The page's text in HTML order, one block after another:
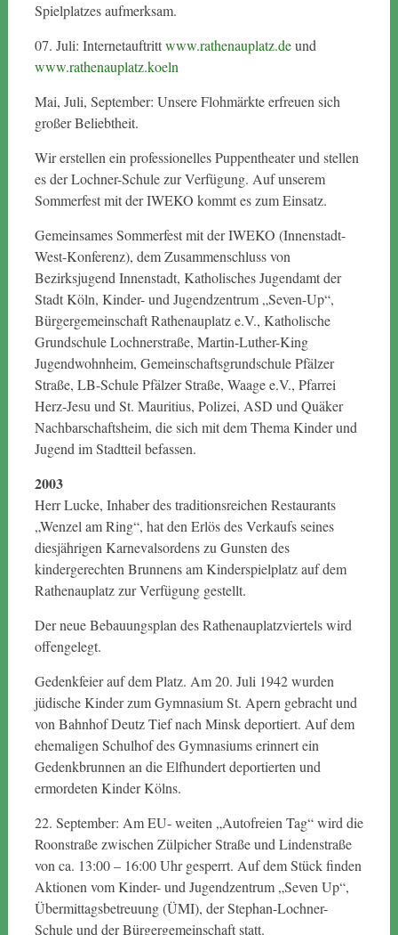
Spielplatzes aufmerksam.
07. Juli: Internetauftrittwww.rathenauplatz.deund
www.rathenauplatz.koeln
Mai, Juli, September: Unsere Flohmärkte erfreuen sich
großer Beliebtheit.
Wir erstellen ein professionelles Puppentheater und stellen
es der Lochner-Schule zur Verfügung. Auf unserem
Sommerfest mit der IWEKO kommt es zum Einsatz.
Gemeinsames Sommerfest mit der IWEKO (Innenstadt-
West-Konferenz), dem Zusammenschluss von
Bezirksjugend Innenstadt, Katholisches Jugendamt der
Stadt Köln, Kinder- und Jugendzentrum „Seven-Up“,
Bürgergemeinschaft Rathenauplatz e.V., Katholische
Grundschule Lochnerstraße, Martin-Luther-King
Jugendwohnheim, Gemeinschaftsgrundschule Pfälzer
Straße, LB-Schule Pfälzer Straße, Waage e.V., Pfarrei
Herz-Jesu und St. Mauritius, Polizei, ASD und Quäker
Nachbarschaftsheim, die sich mit dem Thema Kinder und
Jugend im Stadtteil befassen.
2003
Herr Lucke, Inhaber des traditionsreichen Restaurants
„Wenzel am Ring“, hat den Erlös des Verkaufs seines
diesjährigen Karnevalsordens zu Gunsten des
kindergerechten Brunnens am Kinderspielplatz auf dem
Rathenauplatz zur Verfügung gestellt.
Der neue Bebauungsplan des Rathenauplatzviertels wird
offengelegt.
Gedenkfeier auf dem Platz. Am 20. Juli 1942 wurden
jüdische Kinder zum Gymnasium St. Apern gebracht und
von Bahnhof Deutz Tief nach Minsk deportiert. Auf dem
ehemaligen Schulhof des Gymnasiums erinnert ein
Gedenkbrunnen an die Elfhundert deportierten und
ermordeten Kinder Kölns.
22. September: Am EU- weiten „Autofreien Tag“ wird die
Roonstraße zwischen Zülpicher Straße und Lindenstraße
von ca. 13:00 – 16:00 Uhr gesperrt. Auf dem Stück finden
Aktionen vom Kinder- und Jugendzentrum „Seven Up“,
Übermittagsbetreuung (ÜMI), der Stephan-Lochner-
Schule und der Bürgergemeinschaft statt.